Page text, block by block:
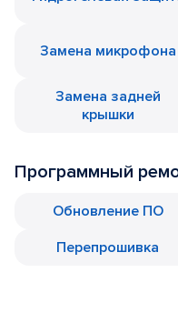
Замена микрофона
Замена задней
крышки
Программный
Обновление ПО
Перепрошивка